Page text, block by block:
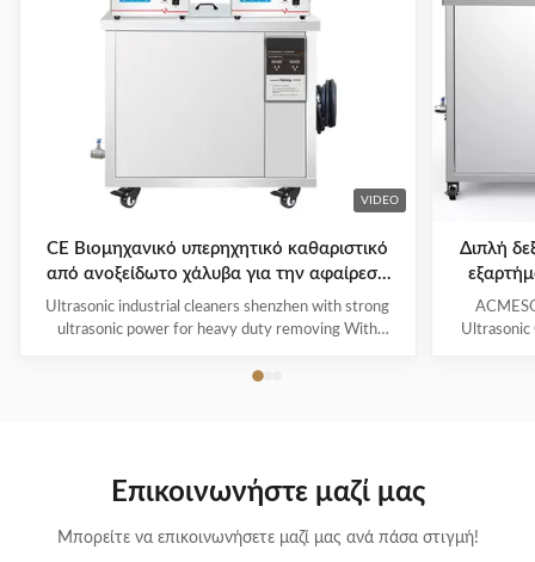
VIDEO
CE Βιομηχανικό υπερηχητικό καθαριστικό
από ανοξείδωτο χάλυβα για την αφαίρεση
βαρέων βαρών
Ultrasonic industrial cleaners shenzhen with strong
ultrasonic power for heavy duty removing With
widely used in engine block, engine parts cleaning,
ultrasonic cleaning of engine parts,
block,Semiconductor wafer,
Διπλή
Ultrasonic
Επικοινωνήστε μαζί μας
Μπορείτε να επικοινωνήσετε μαζί μας ανά πάσα στιγμή!